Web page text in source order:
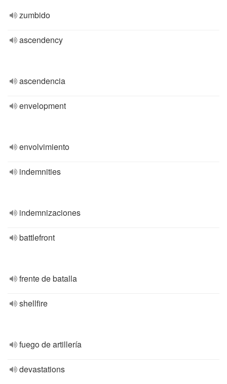
zumbido
ascendency
ascendencia
envelopment
envolvimiento
indemnities
indemnizaciones
battlefront
frente de batalla
shellfire
fuego de artillería
devastations